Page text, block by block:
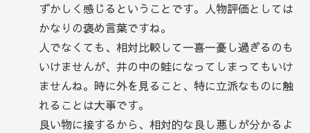
ずかしく感じるということです。人物評価としては
かなりの褒め言葉ですね。
人でなくても、相対比較して一喜一憂し過ぎるのも
いけませんが、井の中の蛙になってしまってもいけ
ませんね。時に外を見ること、特に立派なものに触
れることは大事です。
良い物に接するから、相対的な良し悪しが分かるよ